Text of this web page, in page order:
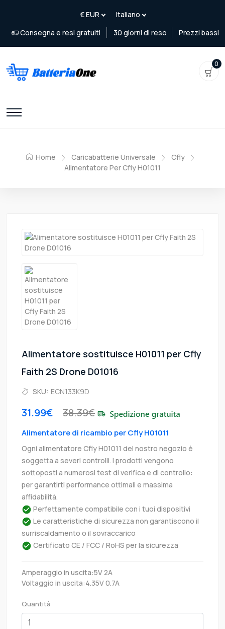
Consegna e resi gratuiti 30 giorni di reso Prezzi bassi
0
Home Caricabatterie Universale
Cfly
Alimentatore Per Cfly H01011
Alimentatore sostituisce H01011 per Cfly
Faith 2S Drone D01016
SKU: ECN133K9D
31.99€ 38.39€
Alimentatore di ricambio per Cfly H01011
Ogni alimentatore Cfly H01011 del nostro negozio è
soggetta a severi controlli. I prodotti vengono
sottoposti a numerosi test di verifica e di controllo:
per garantirti performance ottimali e massima
affidabilità.
Perfettamente compatibile con i tuoi dispositivi
Le caratteristiche di sicurezza non garantiscono il
surriscaldamento o il sovraccarico
Certificato CE / FCC / RoHS per la sicurezza
Amperaggio in uscita:5V 2A
Voltaggio in uscita:4.35V 0.7A
Quantità